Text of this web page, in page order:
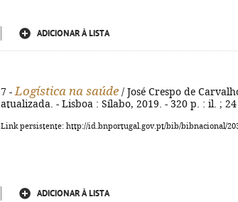
ADICIONAR À LISTA
7 - Logística na saúde / José Crespo de
atualizada. - Lisboa : Sílabo, 2019. - 320 p. : il. ; 24
Link persistente: http://id.bnportugal.gov.pt/bib/bibnacional/
ADICIONAR À LISTA